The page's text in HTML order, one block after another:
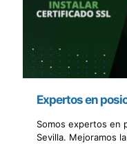
Expertos en
Somos expertos en
Sevilla. Mejoramos